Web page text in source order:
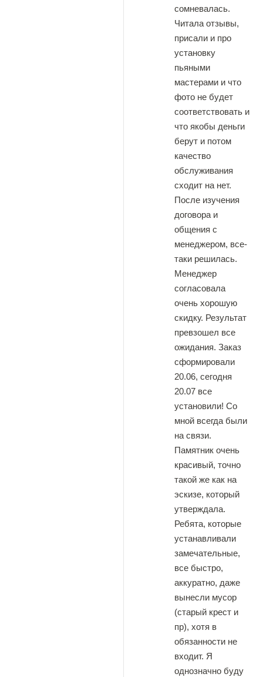
сомневалась.
Читала отзывы,
присали и про
установку
пьяными
мастерами и что
фото не будет
соответствовать и
что якобы деньги
берут и потом
качество
обслуживания
сходит на нет.
После изучения
договора и
общения с
менеджером, все-
таки решилась.
Менеджер
согласовала
очень хорошую
скидку. Результат
превзошел все
ожидания. Заказ
сформировали
20.06, сегодня
20.07 все
установили! Со
мной всегда были
на связи.
Памятник очень
красивый, точно
такой же как на
эскизе, который
утверждала.
Ребята, которые
устанавливали
замечательные,
все быстро,
аккуратно, даже
вынесли мусор
(старый крест и
пр), хотя в
обязанности не
входит. Я
однозначно буду